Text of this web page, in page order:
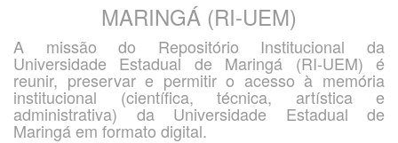
MARINGÁ (RI-UEM)
A missão do Repositório Institucional da
Universidade Estadual de Maringá (RI-UEM) é
reunir, preservar e permitir o acesso à memória
institucional (científica, técnica, artística e
administrativa) da Universidade Estadual de
Maringá em formato digital.